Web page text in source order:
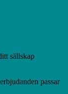
sällskap
passar